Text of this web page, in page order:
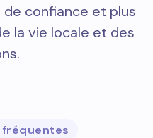
confiance et plus
la vie locale et des